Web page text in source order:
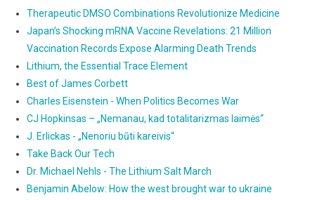
Therapeutic DMSO Combinations Revolutionize Medicine
Japan’s Shocking mRNA Vaccine Revelations: 21 Million
Vaccination Records Expose Alarming Death Trends
Lithium, the Essential Trace Element
Best of James Corbett
Charles Eisenstein - When Politics Becomes War
CJ Hopkinsas – „Nemanau, kad totalitarizmas laimės“
J. Erlickas - „Nenoriu būti kareivis“
Take Back Our Tech
Dr. Michael Nehls - The Lithium Salt March
Benjamin Abelow: How the west brought war to ukraine